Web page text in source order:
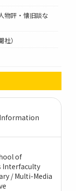
物評・懐旧談な
）
of
Interfaculty
/ Multi-Media